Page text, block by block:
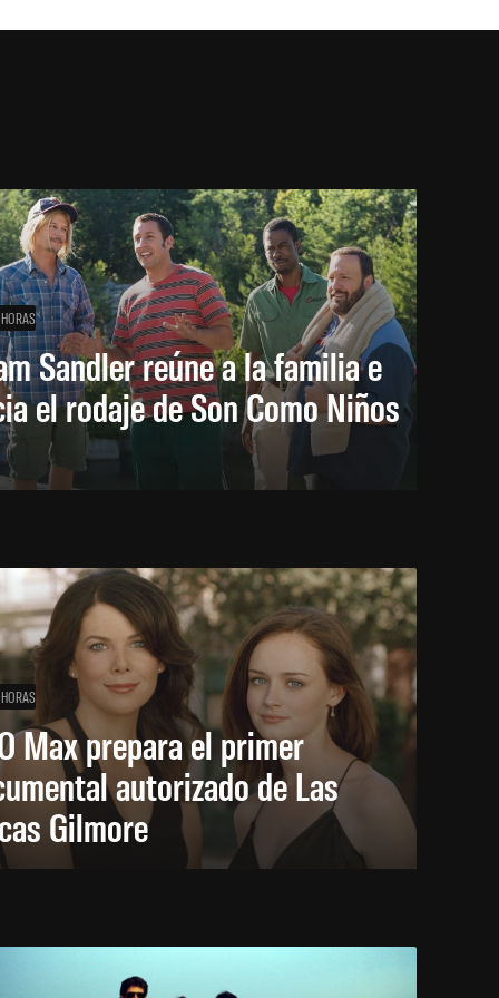
Sandler reúne a la familia e
el rodaje de Son Como Niños
Max prepara el primer
autorizado de Las
Gilmore